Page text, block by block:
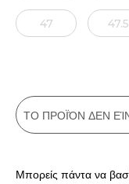
47 47.5
ΤΟ ΠΡΟΪΌΝ ΔΕΝ
Μπορείς πάντα να